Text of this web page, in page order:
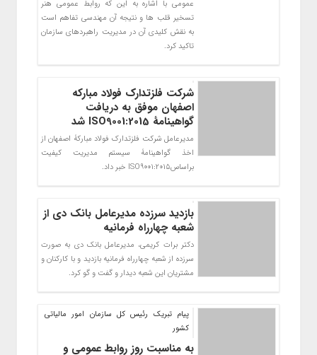
عمومی با اشاره به این که روابط عمومی هنر
تسخیر قلب ها و نتیجه آن مهندسی تفاهم است
به نقش کلیدی آن در مدیریت راهبردهای سازمان
تاکید کرد.
شرکت فلزتدارک فولاد مبارکه
اصفهان موفق به دریافت
گواهینامۀ ISO9001:2015 شد
مدیرعامل شركت فلزتدارك فولاد مباركۀ اصفهان از
اخذ گواهینامۀ سیستم مدیریت كیفیت
براساسISO9001:2015 خبر داد.
بازدید سرزده مدیرعامل بانک دی از
شعبه چهارراه فرمانیه
دکتر برات کریمی، مدیرعامل بانک دی به صورت
سرزده از شعبه چهارراه فرمانیه بازدید و با کارکنان و
مشتریان این شعبه دیدار و گفت و گو کرد.
پیام تبریک رئیس کل سازمان امور مالیاتی
کشور
به مناسبت روز روابط عمومی و